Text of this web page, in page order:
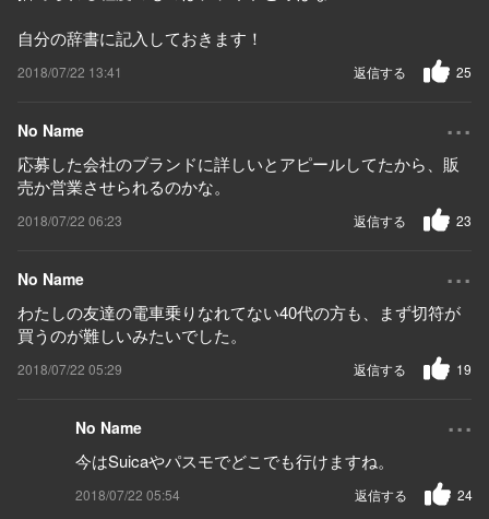
自分の辞書に記入しておきます！
2018/07/22 13:41 25
返信する
No Name ...
応募した会社のブランドに詳しいとアピールしてたから、販
売か営業させられるのかな。
2018/07/22 06:23 23
返信する
No Name ...
わたしの友達の電車乗りなれてない40代の方も、まず切符が
買うのが難しいみたいでした。
2018/07/22 05:29 19
返信する
No Name ...
今はSuicaやパスモでどこでも行けますね。
2018/07/22 05:54 24
返信する